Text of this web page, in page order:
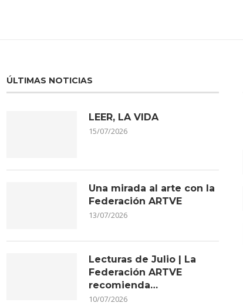
ÚLTIMAS NOTICIAS
LEER, LA VIDA
15/07/2026
Una mirada al arte con la
Federación ARTVE
13/07/2026
Lecturas de Julio | La
Federación ARTVE
recomienda…
10/07/2026